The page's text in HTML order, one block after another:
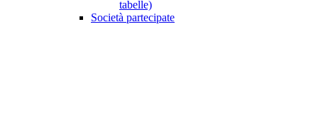
tabelle)
Società partecipate